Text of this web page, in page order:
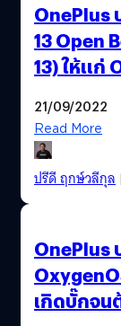
OnePlus
13 Open
13) ให้แก่
21/09/2022
Read More
ปรีดี ฤกษ์วลีกุล
OnePlus
เกิดบั๊กจน